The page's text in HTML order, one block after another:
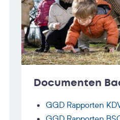
Documenten
GGD Rapporten